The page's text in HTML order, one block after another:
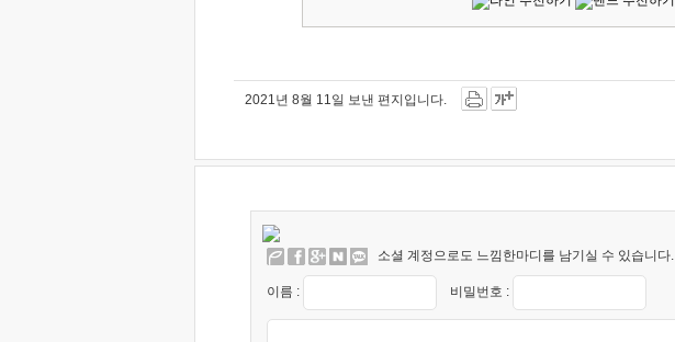
2021년 8월 11일 보낸 편지입니다.
소셜 계정으로도 느낌한마디를 남기실 수 있습니다.
이름 : 비밀번호 :